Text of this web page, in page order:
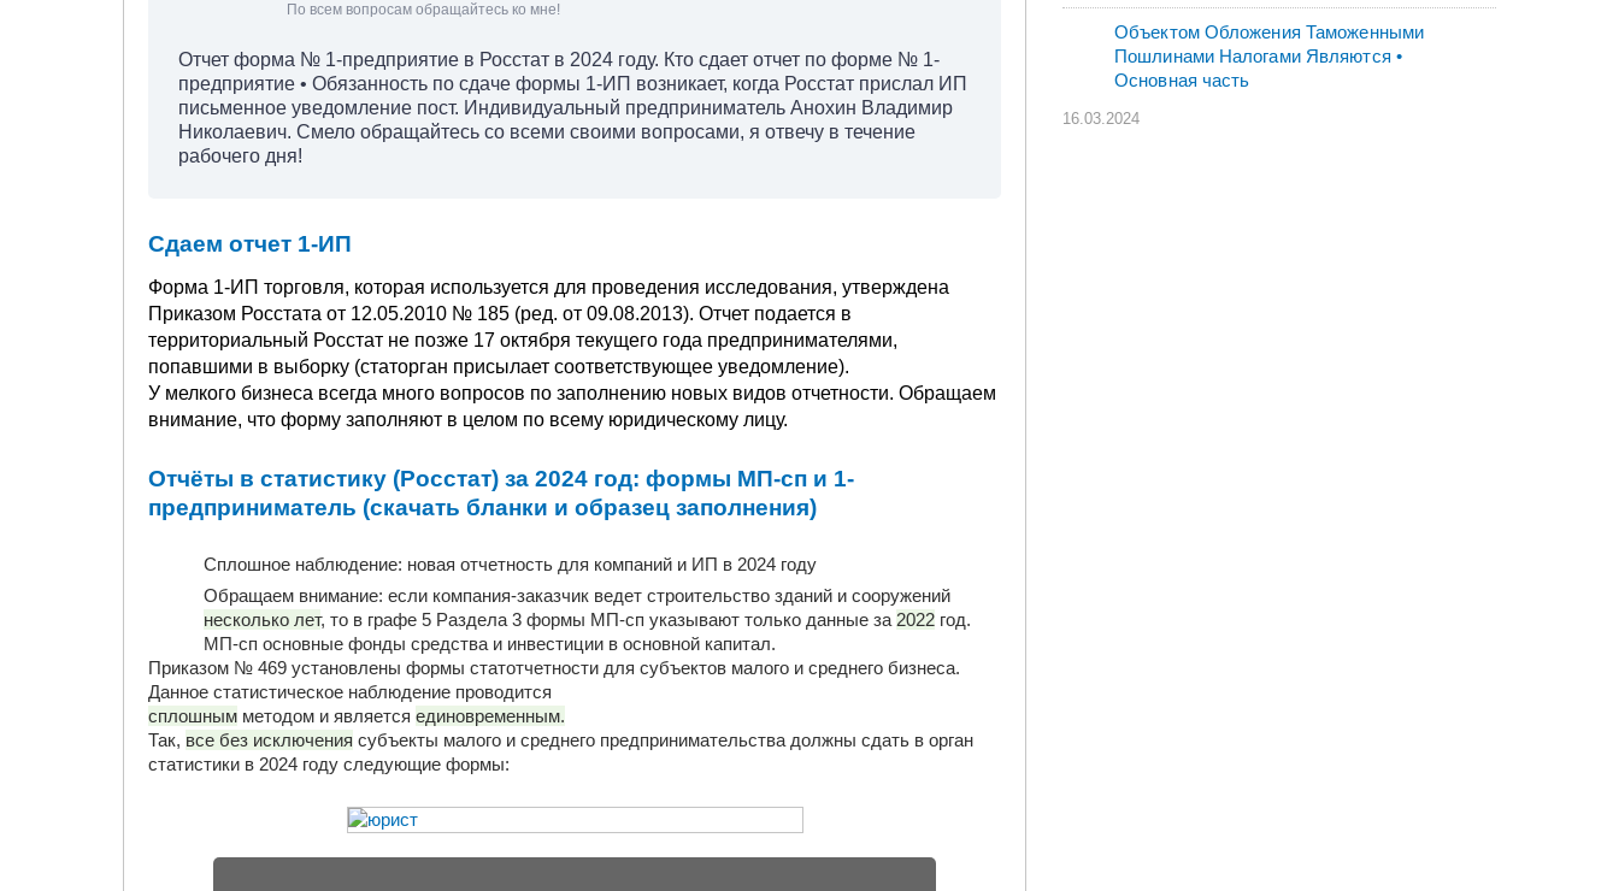
По всем вопросам обращайтесь ко мне!
Отчет форма № 1-предприятие в Росстат в 2024 году. Кто сдает отчет по форме № 1-
предприятие • Обязанность по сдаче формы 1-ИП возникает, когда Росстат прислал ИП
письменное уведомление пост. Индивидуальный предприниматель Анохин Владимир
Николаевич. Смело обращайтесь со всеми своими вопросами, я отвечу в течение
рабочего дня!
Сдаем отчет 1-ИП
Форма 1-ИП торговля, которая используется для проведения исследования, утверждена
Приказом Росстата от 12.05.2010 № 185 (ред. от 09.08.2013). Отчет подается в
территориальный Росстат не позже 17 октября текущего года предпринимателями,
попавшими в выборку (статорган присылает соответствующее уведомление).
У мелкого бизнеса всегда много вопросов по заполнению новых видов отчетности. Обращаем
внимание, что форму заполняют в целом по всему юридическому лицу.
Отчёты в статистику (Росстат) за 2024 год: формы МП-сп и 1-
предприниматель (скачать бланки и образец заполнения)
Сплошное наблюдение: новая отчетность для компаний и ИП в 2024 году
Обращаем внимание: если компания-заказчик ведет строительство зданий и сооружений
несколько лет, то в графе 5 Раздела 3 формы МП-сп указывают только данные за 2022 год.
МП-сп основные фонды средства и инвестиции в основной капитал.
Приказом № 469 установлены формы статотчетности для субъектов малого и среднего бизнеса.
Данное статистическое наблюдение проводится
сплошным методом и является единовременным.
Так, все без исключения субъекты малого и среднего предпринимательства должны сдать в орган
статистики в 2024 году следующие формы:
Объектом Обложения Таможенными
Пошлинами Налогами Являются •
Основная часть
16.03.2024